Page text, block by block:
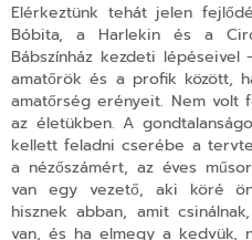
Elérkeztünk tehát jelen
Bóbita, a Harlekin és a
Bábszínház kezdeti
amatőrök és a profik között,
amatőrség erényeit. Nem volt
az életükben.A
kellett feladnicserébe a
a nézőszámért, az éves
van egy vezető, aki köré
hisznek abban, amit
van, és ha elmegy a kedvük,